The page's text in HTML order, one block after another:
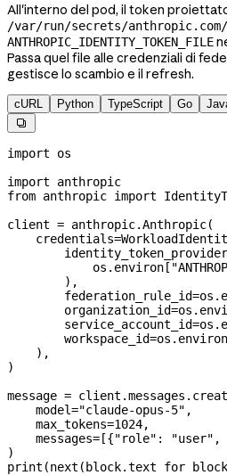
All'interno del pod, il token
/var/run/secrets/
ANTHROPIC_IDENTITY_TOKEN_FILE
Passa quel file alle credenziali di
gestisce lo scambio e il refresh.
cURL Python TypeScript Go

import os
import anthropic
from anthropic import
client = anthropic.Anthropic(
    credentials
=
        identity_token_provider
            os.environ[
        ),
        federation_rule_id
=
        organization_id
=
        service_account_id
=
        workspace_id
=
    ),
)
message =
    model
="claude-opus-5" ,
    max_tokens
=1024,
    messages
= [{"role" : "user" ,
)
print (next (block.text for block